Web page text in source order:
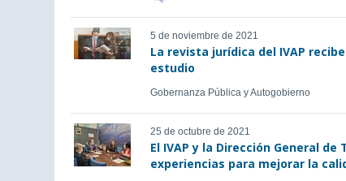
5 de noviembre de 2021
La revista jurídica del IVAP
estudio
Gobernanza Pública y Autogobierno
25 de octubre de 2021
El IVAP y la Dirección General
experiencias para mejorar la